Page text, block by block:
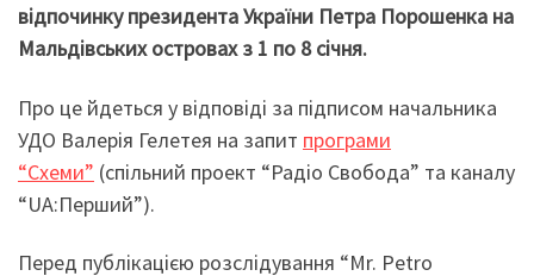
відпочинку президента України Петра Порошенка на
Мальдівських островах з 1 по 8 січня.
Про це йдеться у відповіді за підписом начальника
УДО Валерія Гелетея на запит програми
“Схеми” (спільний проект “Радіо Свобода” та каналу
“UA:Перший”).
Перед публікацією розслідування “Mr. Petro